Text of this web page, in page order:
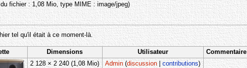
fichier : 1,08 Mio, type MIME :image/jpeg)
tel qu'il était à ce moment-là.
Dimensions Utilisateur
Commentaire
2 128 × 2 240(1,08 Mio) Admin (discussion|contributions)